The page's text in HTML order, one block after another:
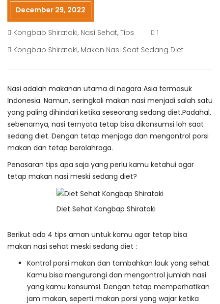
December 29, 2022
Kongbap Shirataki, Nasi Sehat, Tips
1
Kongbap Shirataki, Makan Nasi Saat Sedang Diet
Nasi adalah makanan utama di negara Asia termasuk
Indonesia. Namun, seringkali makan nasi menjadi salah satu
yang paling dihindari ketika seseorang sedang diet.Padahal,
sebenarnya, nasi ternyata tetap bisa dikonsumsi loh saat
sedang diet. Dengan tetap menjaga dan mengontrol porsi
makan dan tetap berolahraga.
Penasaran tips apa saja yang perlu kamu ketahui agar
tetap makan nasi meski sedang diet?
Diet Sehat Kongbap Shirataki
Berikut ada 4 tips aman untuk kamu agar tetap bisa
makan nasi sehat meski sedang diet :
Kontrol porsi makan dan tambahkan lauk yang sehat.
Kamu bisa mengurangi dan mengontrol jumlah nasi
yang kamu konsumsi. Dengan tetap memperhatikan
jam makan, seperti makan porsi yang wajar ketika